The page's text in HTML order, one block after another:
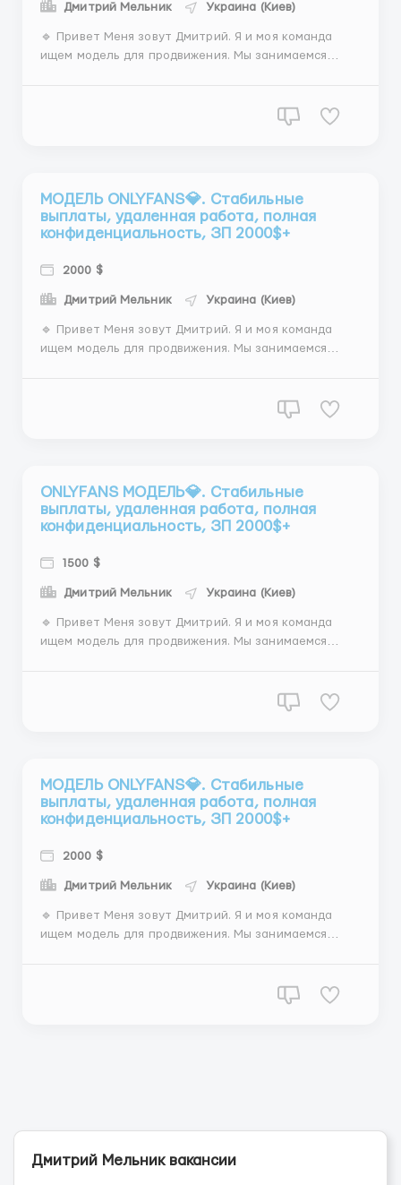
Дмитрий Мельник Украина (Киев)
🔹 Привет Меня зовут Дмитрий. Я и моя команда
ищем модель для продвижения. Мы занимаемся
сфере и, соответственно, у нас есть множество
МОДЕЛЬ ONLYFANS💎. Стабильные
выплаты, удаленная работа, полная
конфиденциальность, ЗП 2000$+
2000 $
Дмитрий Мельник Украина (Киев)
🔹 Привет Меня зовут Дмитрий. Я и моя команда
ищем модель для продвижения. Мы занимаемся
сфере и, соответственно, у нас есть множество
ONLYFANS МОДЕЛЬ💎. Стабильные
выплаты, удаленная работа, полная
конфиденциальность, ЗП 2000$+
1500 $
Дмитрий Мельник Украина (Киев)
🔹 Привет Меня зовут Дмитрий. Я и моя команда
ищем модель для продвижения. Мы занимаемся
сфере и, соответственно, у нас есть множество
МОДЕЛЬ ONLYFANS💎. Стабильные
выплаты, удаленная работа, полная
конфиденциальность, ЗП 2000$+
2000 $
Дмитрий Мельник Украина (Киев)
🔹 Привет Меня зовут Дмитрий. Я и моя команда
ищем модель для продвижения. Мы занимаемся
сфере и, соответственно, у нас есть множество
Дмитрий Мельник вакансии